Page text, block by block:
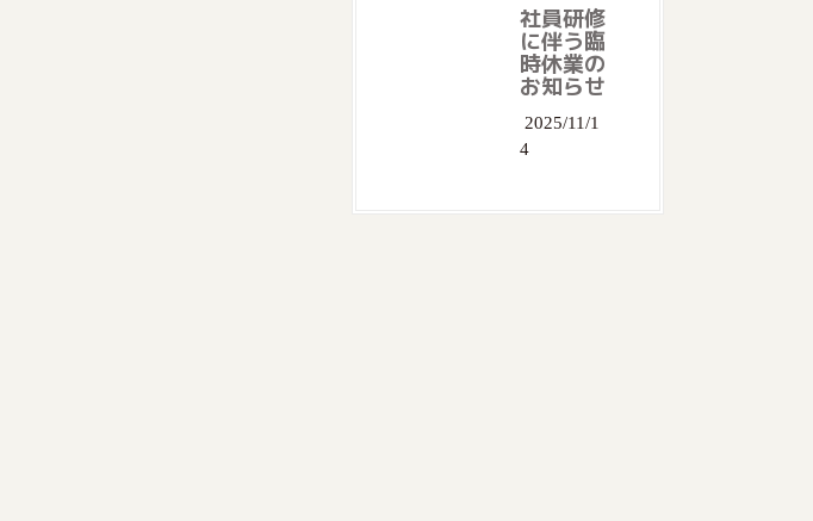
社員研修
に伴う臨
時休業の
お知らせ
2025/11/1
4